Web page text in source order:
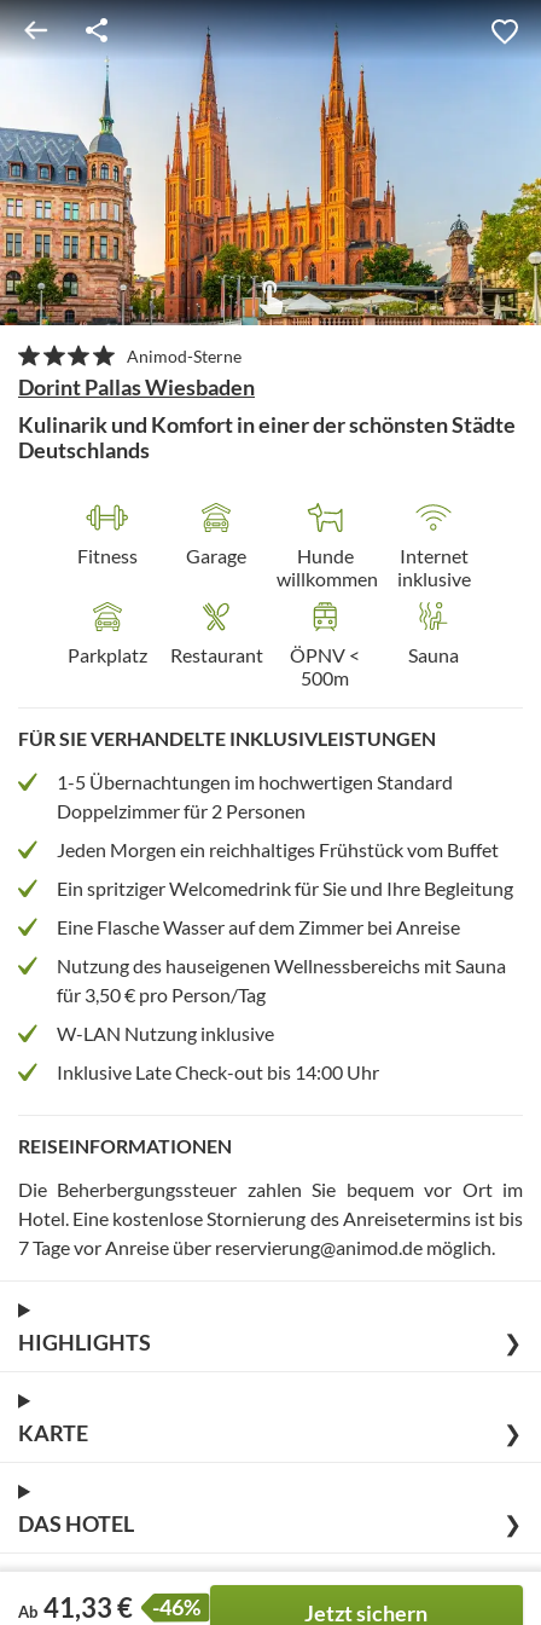
Animod-Sterne
Dorint Pallas Wiesbaden
Kulinarik und Komfort in einer der schönsten Städte
Deutschlands
Fitness Garage
Hunde
willkommen
Internet
inklusive
Parkplatz Restaurant
ÖPNV <
500m
Sauna
FÜR SIE VERHANDELTE INKLUSIVLEISTUNGEN
1-5 Übernachtungen im hochwertigen Standard
Doppelzimmer für 2 Personen
Jeden Morgen ein reichhaltiges Frühstück vom Buffet
Ein spritziger Welcomedrink für Sie und Ihre Begleitung
Eine Flasche Wasser auf dem Zimmer bei Anreise
Nutzung des hauseigenen Wellnessbereichs mit Sauna
für 3,50 € pro Person/Tag
W-LAN Nutzung inklusive
Inklusive Late Check-out bis 14:00 Uhr
REISEINFORMATIONEN
Die Beherbergungssteuer zahlen Sie bequem vor Ort im
Hotel Eine kostenlose Stornierung des Anreisetermins ist bis
7 Tage vor Anreise über reservierung@animod.de möglich
HIGHLIGHTS ❯
KARTE ❯
DAS HOTEL ❯
Ab 41,33 € -46% Jetzt sichern